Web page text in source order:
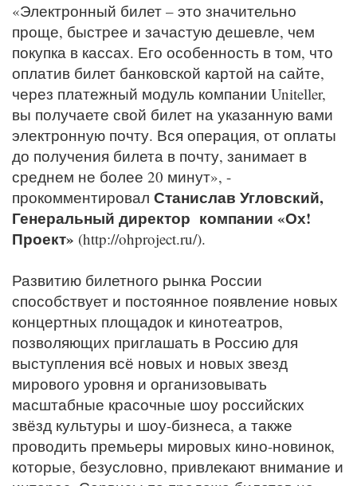
«Электронный билет – это значительно
проще, быстрее и зачастую дешевле, чем
покупка в кассах. Его особенность в том, что
оплатив билет банковской картой на сайте,
через платежный модуль компании Uniteller,
вы получаете свой билет на указанную вами
электронную почту. Вся операция, от оплаты
до получения билета в почту, занимает в
среднем не более 20 минут», -
прокомментировал Станислав Угловский,
Генеральный директор компании «Ох!
Проект» (http://ohproject.ru/).
Развитию билетного рынка России
способствует и постоянное появление новых
концертных площадок и кинотеатров,
позволяющих приглашать в Россию для
выступления всё новых и новых звезд
мирового уровня и организовывать
масштабные красочные шоу российских
звёзд культуры и шоу-бизнеса, а также
проводить премьеры мировых кино-новинок,
которые, безусловно, привлекают внимание и